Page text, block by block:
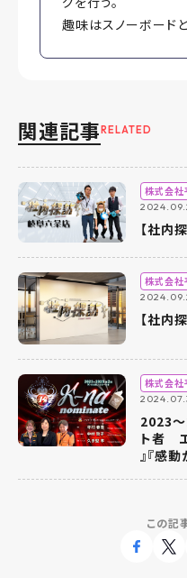
この記
趣味はスノーボード
関連記事 RELATED
株式会社
【社内
株式会社
【社内
株式会社
2023
ト者
』『感